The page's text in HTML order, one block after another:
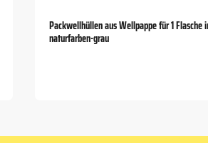
Packwellhüllen aus Wellpappe für 1 Flasche
naturfarben-grau